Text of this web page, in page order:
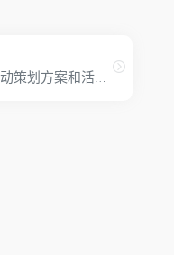
优质活动策划方案和活动设计的上传下载服务，活动行业内外优秀讲师的课程培训